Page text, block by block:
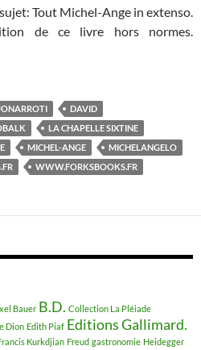
Tout Michel-Ange in extenso.
de ce livre hors normes.
Ange sous le bras. Pas en poche,
DAVID
LA CHAPELLE SIXTINE
MICHEL-ANGE
MICHELANGELO
WWW.FORKSBOOKS.FR
Bauer B.D. Collection La Pléiade
Dion Edith Piaf Editions Gallimard.
Kurkdjian Freud gastronomie Heidegger